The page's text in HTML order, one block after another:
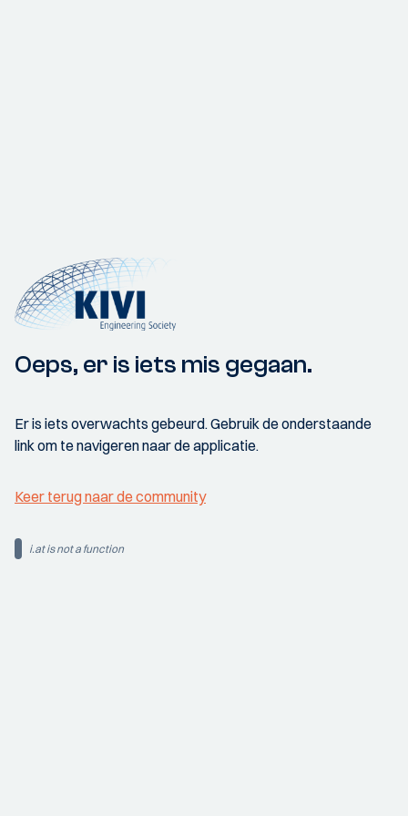
Oeps, er is iets mis gegaan.
Er is iets overwachts gebeurd. Gebruik de onderstaande
link om te navigeren naar de applicatie.
Keer terug naar de community
i.at is not a function